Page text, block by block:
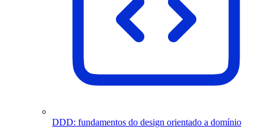
DDD: fundamentos do design orientado a domínio